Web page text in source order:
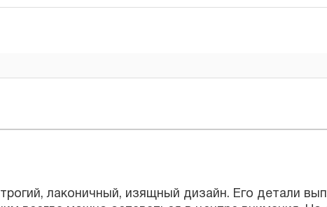
лаконичный, изящный дизайн. Его детали
к тому же сделана она из стекла. Так, главной
и быстро. Обращение к специалистам нашего